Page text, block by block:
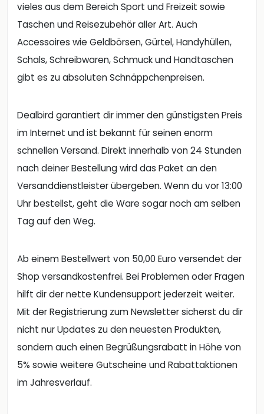
vieles aus dem Bereich Sport und Freizeit sowie
Taschen und Reisezubehör aller Art. Auch
Accessoires wie Geldbörsen, Gürtel, Handyhüllen,
Schals, Schreibwaren, Schmuck und Handtaschen
gibt es zu absoluten Schnäppchenpreisen.
Dealbird garantiert dir immer den günstigsten Preis
im Internet und ist bekannt für seinen enorm
schnellen Versand. Direkt innerhalb von 24 Stunden
nach deiner Bestellung wird das Paket an den
Versanddienstleister übergeben. Wenn du vor 13:00
Uhr bestellst, geht die Ware sogar noch am selben
Tag auf den Weg.
Ab einem Bestellwert von 50,00 Euro versendet der
Shop versandkostenfrei. Bei Problemen oder Fragen
hilft dir der nette Kundensupport jederzeit weiter.
Mit der Registrierung zum Newsletter sicherst du dir
nicht nur Updates zu den neuesten Produkten,
sondern auch einen Begrüßungsrabatt in Höhe von
5% sowie weitere Gutscheine und Rabattaktionen
im Jahresverlauf.